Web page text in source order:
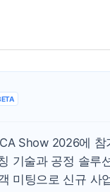
Show 2026에 참
기술과 공정 솔루
미팅으로 신규 사